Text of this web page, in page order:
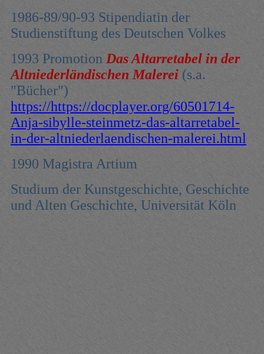
1986-89/90-93 Stipendiatin der
Studienstiftung des Deutschen Volkes
1993 Promotion Das Altarretabel in der
Altniederländischen Malerei (s.a.
"Bücher")
https://https://docplayer.org/60501714-
Anja-sibylle-steinmetz-das-altarretabel-
in-der-altniederlaendischen-malerei.html
1990 Magistra Artium
Studium der Kunstgeschichte, Geschichte
und Alten Geschichte, Universität Köln